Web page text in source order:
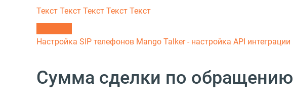
Текст Текст Текст Текст Текст
Настройка SIP телефонов Mango Talker - настройка API интеграции
Сумма сделки по обращению